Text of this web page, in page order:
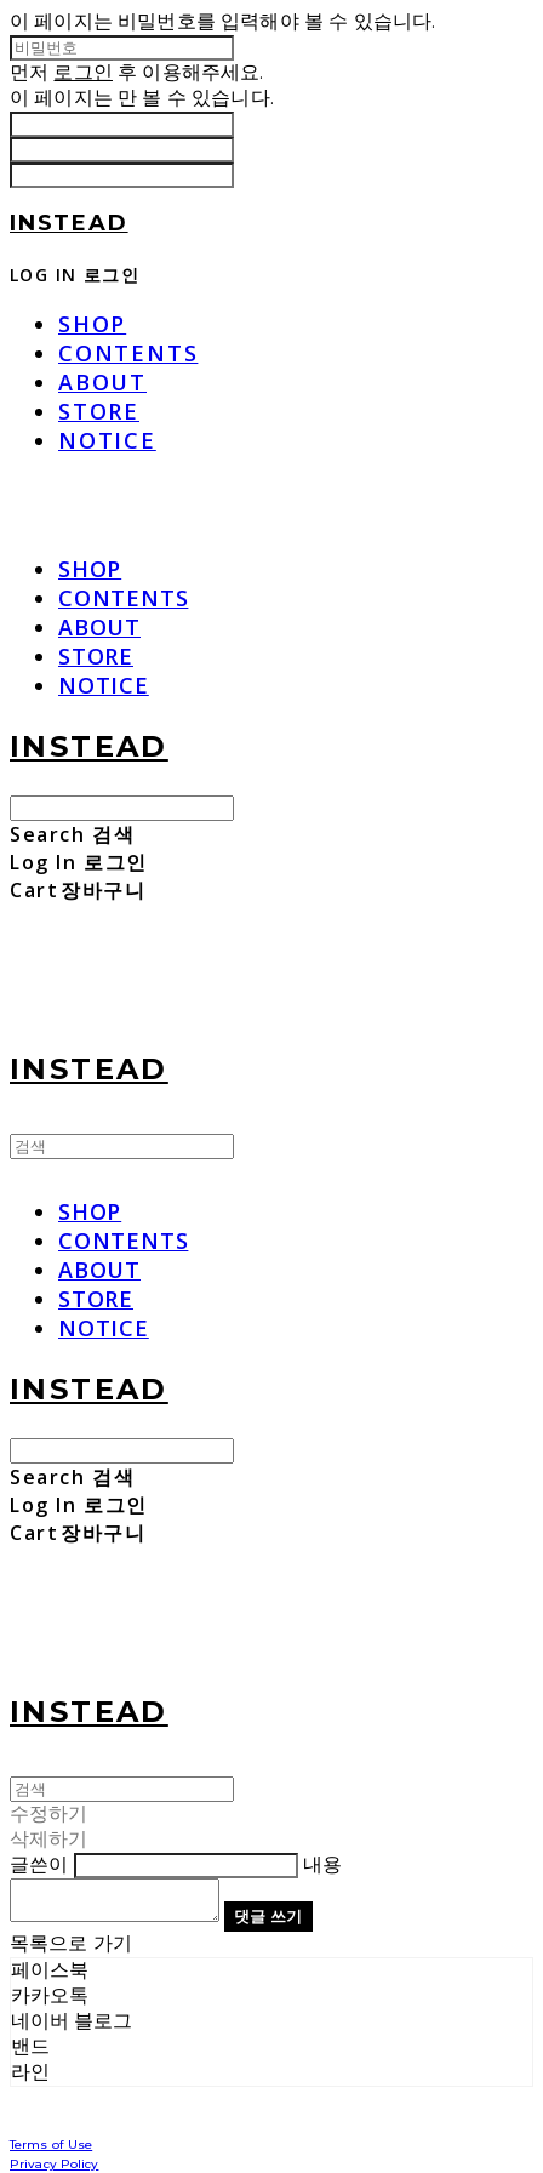
이 페이지는 비밀번호를 입력해야 볼 수 있습니다.
먼저 로그인 후 이용해주세요.
이 페이지는 만 볼 수 있습니다.
INSTEAD
LOG IN 로그인
SHOP
CONTENTS
ABOUT
STORE
NOTICE
SHOP
CONTENTS
ABOUT
STORE
NOTICE
INSTEAD
Search 검색
Log In 로그인
Cart 장바구니
INSTEAD
SHOP
CONTENTS
ABOUT
STORE
NOTICE
INSTEAD
Search 검색
Log In 로그인
Cart 장바구니
INSTEAD
수정하기
삭제하기
글쓴이
내용
댓글 쓰기
목록으로 가기
페이스북
카카오톡
네이버 블로그
밴드
라인
Terms of Use
Privacy Policy